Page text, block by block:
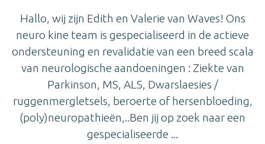
Hallo, wij zijn Edith en Valerie van Waves! Ons
neuro kine team is gespecialiseerd in de actieve
ondersteuning en revalidatie van een breed scala
van neurologische aandoeningen : Ziekte van
Parkinson, MS, ALS, Dwarslaesies /
ruggenmergletsels, beroerte of hersenbloeding,
(poly)neuropathieën,..Ben jij op zoek naar een
gespecialiseerde ...